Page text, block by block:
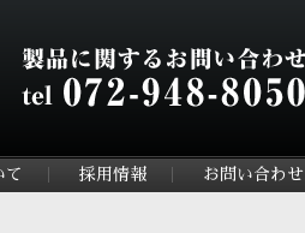
て 採用情報 お問い合わせ